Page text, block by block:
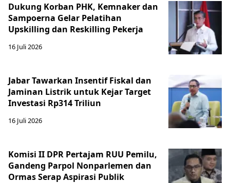
Dukung Korban PHK, Kemnaker dan
Sampoerna Gelar Pelatihan
Upskilling dan Reskilling Pekerja
16 Juli 2026
Jabar Tawarkan Insentif Fiskal dan
Jaminan Listrik untuk Kejar Target
Investasi Rp314 Triliun
16 Juli 2026
Komisi II DPR Pertajam RUU Pemilu,
Gandeng Parpol Nonparlemen dan
Ormas Serap Aspirasi Publik